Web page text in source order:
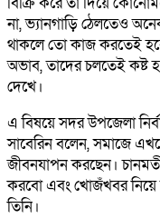
না, ভ্যানগাড়ি ঠেলতেও
থাকলে তো কাজ করতেই
অভাব, তাদের চলতেই কষ্ট
দেখে।
এ বিষয়ে সদর উপজেলা
সাবেরিন বলেন, সমাজে
জীবনযাপন করছেন।
করবো এবং খোজঁখবর নিয়ে
তিনি।